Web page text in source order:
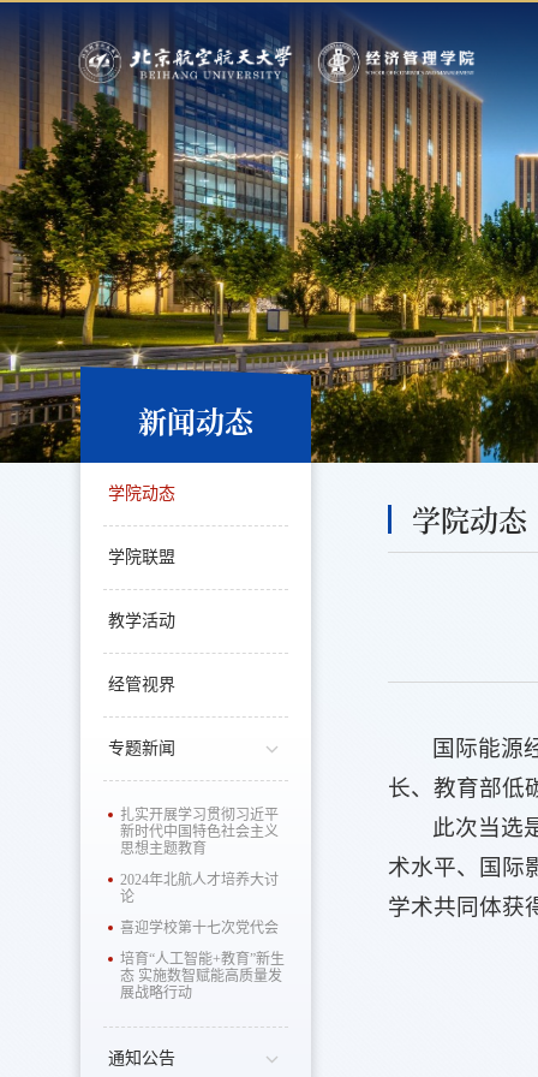
新闻动态
学院动态
学院联盟
教学活动
经管视界
专题新闻
扎实开展学习贯彻习近平
新时代中国特色社会主义
思想主题教育
2024年北航人才培养大讨
论
喜迎学校第十七次党代会
培育“人工智能+教育”新生
态 实施数智赋能高质量发
展战略行动
通知公告
学院动态
国际能源
长、教育部低
此次当选
术水平、国际
学术共同体获